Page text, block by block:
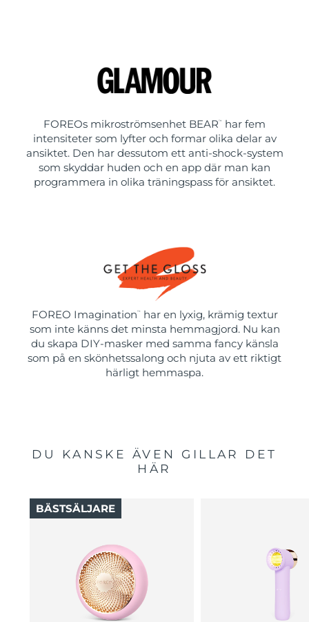
FOREOs mikroströmsenhet BEAR ™
har fem
intensiteter som lyfter och formar olika delar av
ansiktet. Den har dessutom ett anti-shock-system
som skyddar huden och en app där man kan
programmera in olika träningspass för ansiktet.
FOREO Imagination ™
har en lyxig, krämig textur
som inte känns det minsta hemmagjord. Nu kan
du skapa DIY-masker med samma fancy känsla
som på en skönhetssalong och njuta av ett riktigt
härligt hemmaspa.
DU KANSKE ÄVEN GILLAR DET
HÄR
BÄSTSÄLJARE